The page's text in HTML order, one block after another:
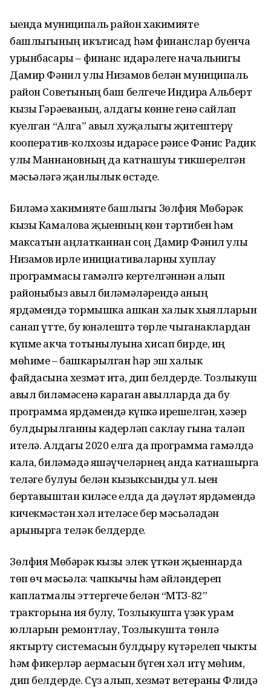
Җыенда муниципаль район хакимияте
башлыгының икътисад һәм финанслар буенча
урынбасары – финанс идарәлеге начальнигы
Дамир Фәнил улы Низамов белән муниципаль
район Советының баш белгече Индира Альберт
кызы Гәрәеваның, алдагы көнне генә сайлап
куелган “Алга” авыл хуҗалыгы җитештерү
кооператив-колхозы идарәсе рәисе Фәнис Радик
улы Маннановның да катнашуы тикшерелгән
мәсьәләгә җанлылык өстәде.
Биләмә хакимияте башлыгы Зөлфия Мөбәрәк
кызы Камалова җыенның көн тәртибен һәм
максатын аңлатканнан соң Дамир Фәнил улы
Низамов Җирле инициативаларны хуплау
программасы гамәлгә кертелгәннән алып
районыбыз авыл биләмәләрендә аның
ярдәмендә тормышка ашкан халык хыялларын
санап үтте, бу юнәлештә төрле чыганаклардан
күпме акча тотынылуына хисап бирде, иң
мөһиме – башкарылган һәр эш халык
файдасына хезмәт итә, дип белдерде. Тозлыкуш
авыл биләмәсенә караган авылларда да бу
программа ярдәмендә күпкә ирешелгән, хәзер
булдырылганны кадерләп саклау гына таләп
ителә. Алдагы 2020 елга да программа гамәлдә
кала, биләмәдә яшәүчеләрнең анда катнашырга
теләге булуы белән кызыксынды ул. Җыен
бертавыштан киләсе елда да дәүләт ярдәмендә
кичекмәстән хәл ителәсе бер мәсьәләдән
арынырга теләк белдерде.
Зөлфия Мөбәрәк кызы элек үткән җыеннарда
төп өч мәсьәлә: чапкычы һәм әйләндереп
каплатмалы эттергече белән “МТЗ-82”
тракторына ия булу, Тозлыкушта үзәк урам
юлларын ремонтлау, Тозлыкушта төнлә
яктырту системасын булдыру күтәрелеп чыкты
һәм фикерләр аермасын бүген хәл итү мөһим,
дип белдерде. Сүз алып, хезмәт ветераны Флидә